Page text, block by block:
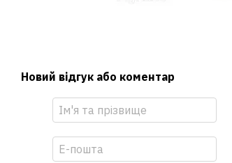
Новий відгук або коментар